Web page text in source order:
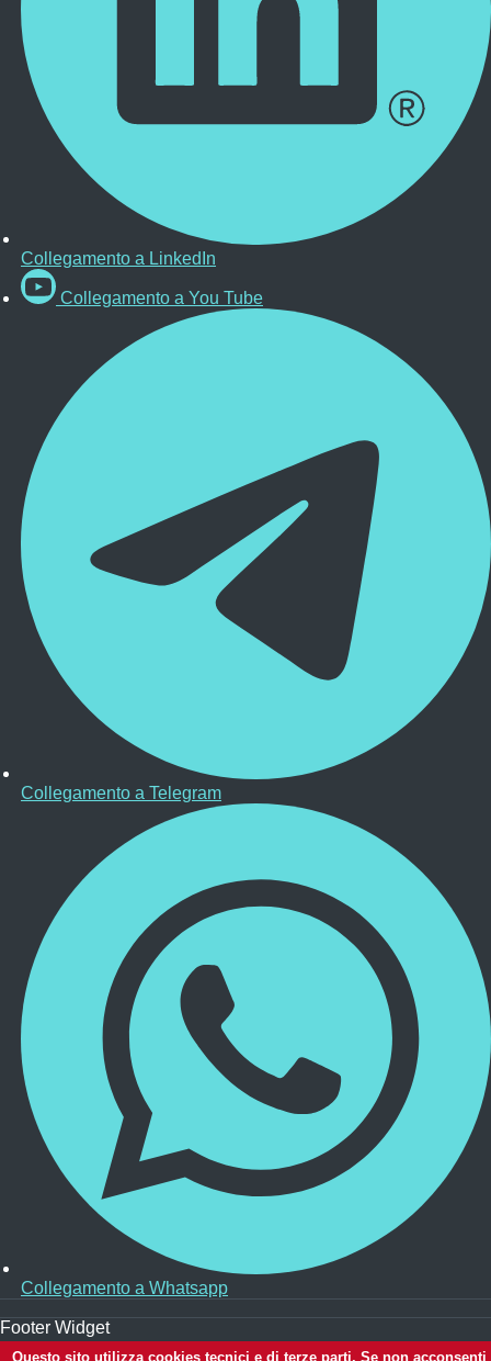
Collegamento a LinkedIn
Collegamento a You Tube
Collegamento a Telegram
Collegamento a Whatsapp
Footer Widget
Questo sito utilizza cookies tecnici e di terze parti. Se non acconsenti